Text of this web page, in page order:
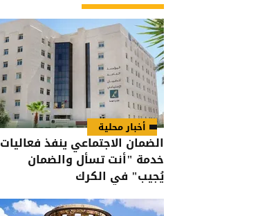
أخبار محلية
الضمان الاجتماعي ينفذ فعاليات
خدمة "أنت تسأل والضمان
يُجيب" في الكرك